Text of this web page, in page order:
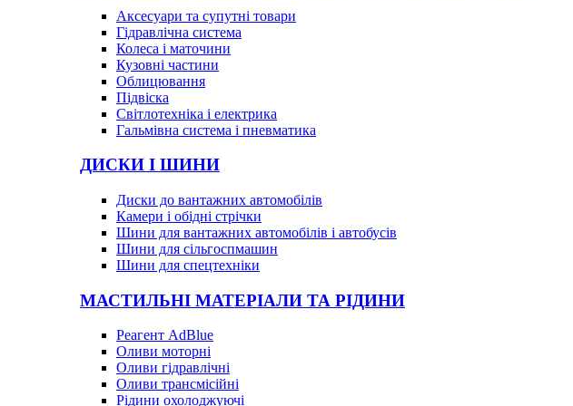
Аксесуари та супутні товари
Гідравлічна система
Колеса і маточини
Кузовні частини
Облицювання
Підвіска
Світлотехніка і електрика
Гальмівна система і пневматика
ДИСКИ І ШИНИ
Диски до вантажних автомобілів
Камери і обідні стрічки
Шини для вантажних автомобілів і автобусів
Шини для сільгоспмашин
Шини для спецтехніки
МАСТИЛЬНІ МАТЕРІАЛИ ТА РІДИНИ
Реагент AdBlue
Оливи моторні
Оливи гідравлічні
Оливи трансмісійні
Рідини охолоджуючі